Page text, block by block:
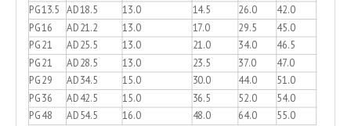
PG13.5 AD18.5 13.0 14.5 26.0 42.0
PG16 AD21.2 13.0 17.0 29.5
45.0
PG21
AD25.5 13.0 21.0 34.0
46.5
PG21
AD28.5 13.0 23.5 37.0 47.0
PG29 AD34.5 15.0 30.0 44.0 51.0
PG36 AD42.5 15.0 36.5 52.0
54.0
PG48
AD54.5 16.0 48.0 64.0 55.0